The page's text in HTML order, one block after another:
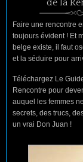
de la
Faire une rencontre
toujours évident ! Et
belge existe, il faut
et la séduire pour
Téléchargez Le
Rencontre pour
auquel les femmes
secrets, des trucs,
un vrai Don Juan !